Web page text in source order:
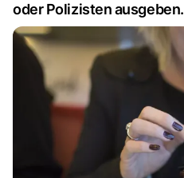
oder Polizisten ausgeben.